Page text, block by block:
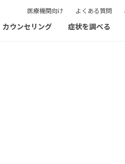
医療機関向け よくある質問
カウンセリング 症状を調べる